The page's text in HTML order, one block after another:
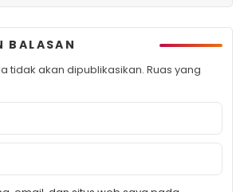
BALASAN
tidak akan dipublikasikan. Ruas yang